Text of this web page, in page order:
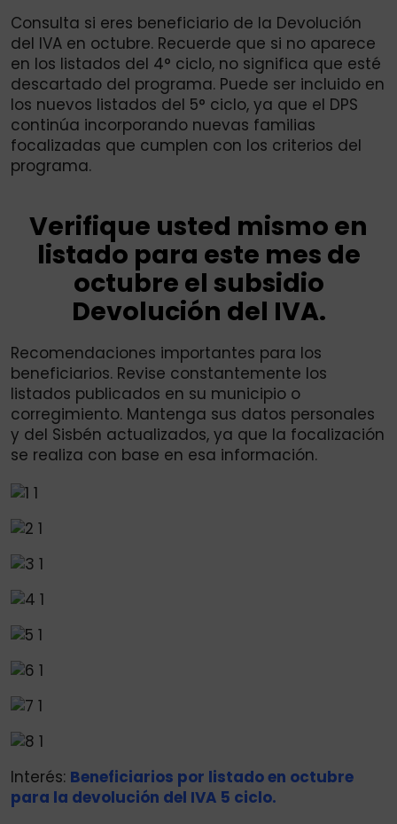
Consulta si eres beneficiario de la Devolución
del IVA en octubre. Recuerde que si no aparece
en los listados del 4° ciclo, no significa que esté
descartado del programa. Puede ser incluido en
los nuevos listados del 5° ciclo, ya que el DPS
continúa incorporando nuevas familias
focalizadas que cumplen con los criterios del
programa.
Verifique usted mismo en
listado para este mes de
octubre el subsidio
Devolución del IVA.
Recomendaciones importantes para los
beneficiarios. Revise constantemente los
listados publicados en su municipio o
corregimiento. Mantenga sus datos personales
y del Sisbén actualizados, ya que la focalización
se realiza con base en esa información.
Interés: Beneficiarios por listado en octubre
para la devolución del IVA 5 ciclo.